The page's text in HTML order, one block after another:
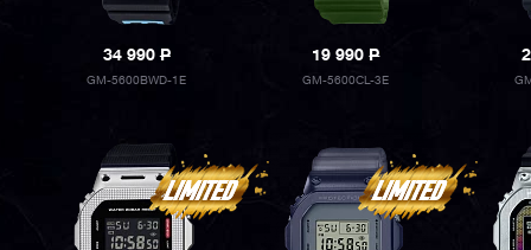
34 990P
GM-5600BWD-1E
19 990P
GM-5600CL-3E